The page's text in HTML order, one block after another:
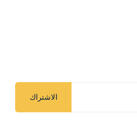
الاشتراك